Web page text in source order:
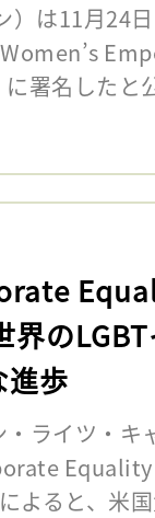
は11月24
Women’s
に署名した
界の
進歩
ライツ・キ
よると、米